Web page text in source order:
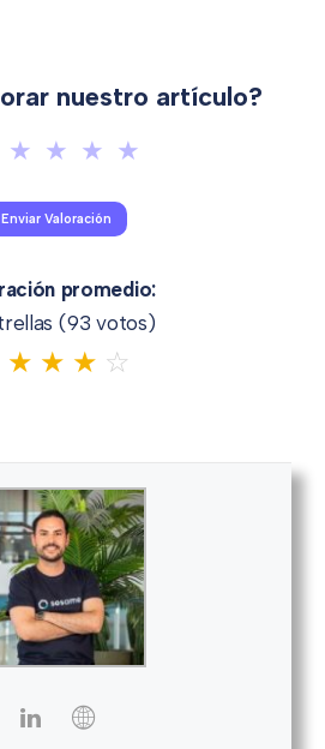
nuestro artículo?
promedio:
(93 votos)
★ ★ ★ ☆